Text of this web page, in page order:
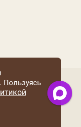
Рим»
Пользуясь